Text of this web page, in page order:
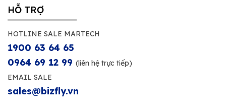
HỖ TRỢ
HOTLINE SALE MARTECH
1900 63 64 65
0964 69 12 99 (liên hệ trực tiếp)
EMAIL SALE
sales@bizfly.vn